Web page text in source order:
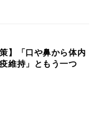
】「口や鼻から体内
維持」ともう一つ